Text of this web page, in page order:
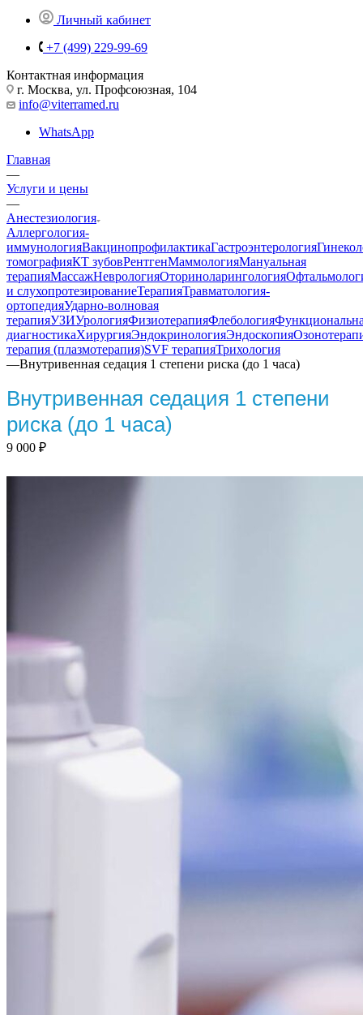
Личный кабинет
+7 (499) 229-99-69
Контактная информация
г. Москва, ул. Профсоюзная, 104
info@viterramed.ru
WhatsApp
Главная
—
Услуги и цены
—
Анестезиология
Аллергология-
иммунологияВакцинопрофилактикаГастроэнтерология
томографияКТ зубовРентгенМаммологияМануальная
терапияМассажНеврологияОториноларингология
и слухопротезированиеТерапияТравматология-
ортопедияУдарно-волновая
терапияУЗИУрологияФизиотерапияФлебология
диагностикаХирургияЭндокринологияЭндоскопия
терапия (плазмотерапия)SVF терапияТрихология
—Внутривенная седация 1 степени риска (до 1 часа)
Внутривенная седация 1 степени
риска (до 1 часа)
9 000 ₽